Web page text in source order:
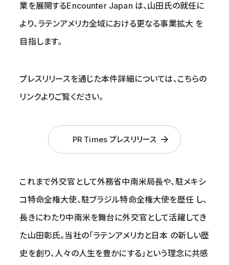
業を展開するEncounter Japan は、山田氏の就任に
より、ラテンアメリカ全域における更なる事業拡大 を
目指します。
プレスリリースを通じた本件詳細については、こちらの
リンクよりご覧ください。
PR Times プレスリリース
これまで外交官として外務省中南米局⻑や、駐メキシ
コ特命全権大使、駐ブラジル特命全権大使を歴任 し、
⻑きにわたり中南米を舞台に外交官として活躍してき
た山田彰氏。当社の「ラテンアメリカと日本 の新しい歴
史を創り、人々の人生を豊かにする」という理念に共感